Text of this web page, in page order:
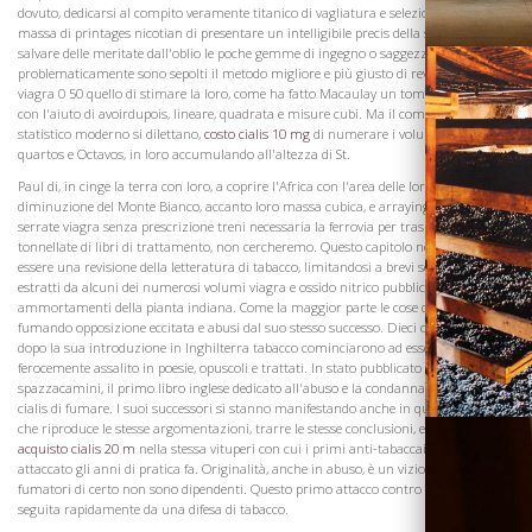
dovuto, dedicarsi al compito veramente titanico di vagliatura e selezione l'enorme
massa di printages nicotian di presentare un intelligibile precis della stessa, e di
salvare delle meritate dall'oblio le poche gemme di ingegno o saggezza che
problematicamente sono sepolti il ​​metodo migliore e più giusto di revisione sarebbe
viagra 0 50 quello di stimare la loro, come ha fatto Macaulay un tomo ponderoso,
con l'aiuto di avoirdupois, lineare, quadrata e misure cubi. Ma il compito, in cui uno
statistico moderno si dilettano, costo cialis 10 mg di numerare i volumi in folio,
quartos e Octavos, in loro accumulando all'altezza di St.
Paul di, in cinge la terra con loro, a coprire l'Africa con l'area delle loro pagine, in
diminuzione del Monte Bianco, accanto loro massa cubica, e arraying in linee
serrate viagra senza prescrizione treni necessaria la ferrovia per trasmettere le
tonnellate di libri di trattamento, non cercheremo. Questo capitolo non pretende di
essere una revisione della letteratura di tabacco, limitandosi a brevi schizzi di, ed
estratti da alcuni dei numerosi volumi viagra e ossido nitrico pubblicati in lode e
ammortamenti della pianta indiana. Come la maggior parte le cose di successo,
fumando opposizione eccitata e abusi dal suo stesso successo. Dieci o venti anni
dopo la sua introduzione in Inghilterra tabacco cominciarono ad essere
ferocemente assalito in poesie, opuscoli e trattati. In stato pubblicato Worke per
spazzacamini, il primo libro inglese dedicato all'abuso e la condanna bene levitra o
cialis di fumare. I suoi successori si stanno manifestando anche in questo giorno,
che riproduce le stesse argomentazioni, trarre le stesse conclusioni, e indulgendo
acquisto cialis 20 m nella stessa vituperi con cui i primi anti-tabaccai hanno
attaccato gli anni di pratica fa. Originalità, anche in abuso, è un vizio al quale non
fumatori di certo non sono dipendenti. Questo primo attacco contro il fumo è stata
seguita rapidamente da una difesa di tabacco.
Visita la
Cantina